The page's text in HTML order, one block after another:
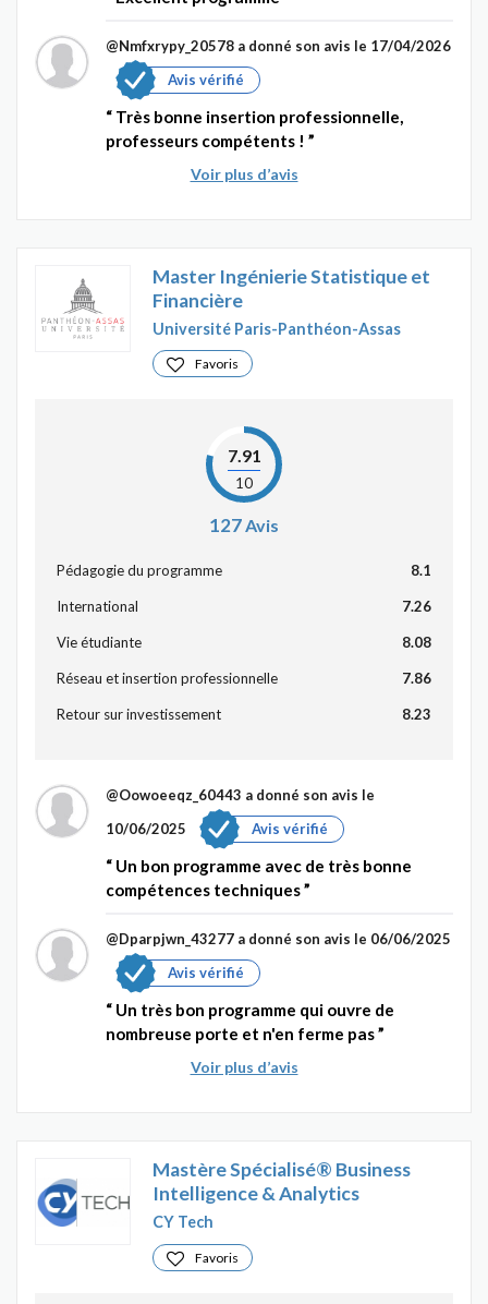
@Nmfxrypy_20578 a donné son avis le 17/04/2026
Avis vérifié
Très bonne insertion professionnelle,
professeurs compétents !
Voir plus d’avis
Master Ingénierie Statistique et
Financière
Université Paris-Panthéon-Assas
Favoris
7.91
10
127Avis
Pédagogie du programme 8.1
International 7.26
Vie étudiante 8.08
Réseau et insertion professionnelle 7.86
Retour sur investissement 8.23
@Oowoeeqz_60443 a donné son avis le
10/06/2025
Avis vérifié
Un bon programme avec de très bonne
compétences techniques
@Dparpjwn_43277 a donné son avis le 06/06/2025
Avis vérifié
Un très bon programme qui ouvre de
nombreuse porte et n'en ferme pas
Voir plus d’avis
Mastère Spécialisé® Business
Intelligence & Analytics
CY Tech
Favoris